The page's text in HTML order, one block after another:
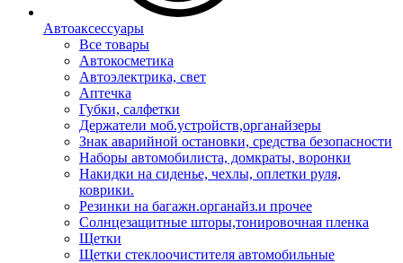
Автоаксессуары
Все товары
Автокосметика
Автоэлектрика, свет
Аптечка
Губки, салфетки
Держатели моб.устройств,органайзеры
Знак аварийной остановки, средства безопасности
Наборы автомобилиста, домкраты, воронки
Накидки на сиденье, чехлы, оплетки руля,
коврики.
Резинки на багажн.органайз.и прочее
Солнцезащитные шторы,тонировочная пленка
Щетки
Щетки стеклоочистителя автомобильные